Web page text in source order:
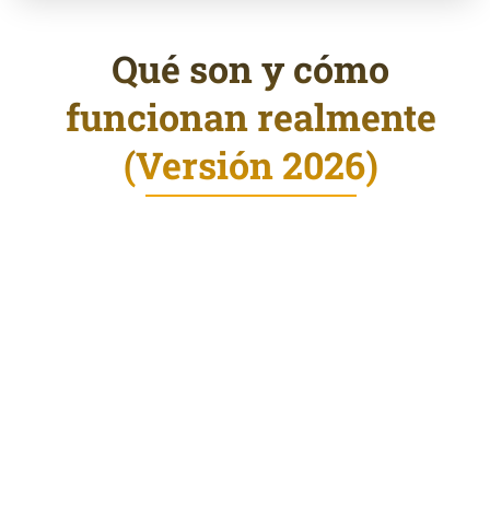
Qué son y cómo
funcionan realmente
(Versión 2026)